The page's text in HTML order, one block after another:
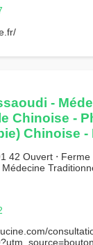
-
Chinoise -
Chinoise -
42 Ouvert ⋅